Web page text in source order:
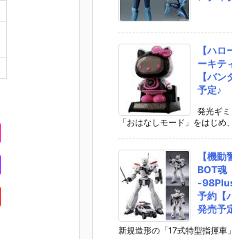
【ハ
ーキテ
【バ
予定♪
発光ギミ
「おはなしモード」をはじめ
【機
BOT魂
-
予約【
発売予
新規造形の「17式特型指揮車